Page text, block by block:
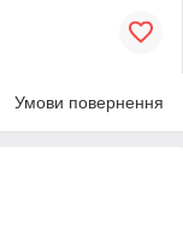
Умови повернення